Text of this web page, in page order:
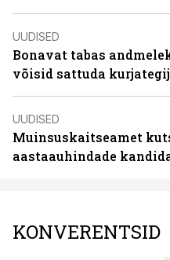
UUDISED
Bonavat tabas
võisid sattuda
UUDISED
Muinsuskaitseamet
aastaauhindade
KONVERENTSID